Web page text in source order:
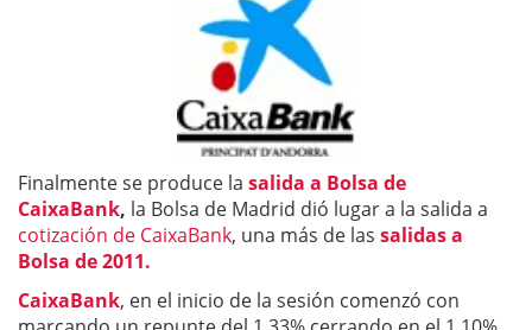
Finalmente se produce la salida a Bolsa de
CaixaBank, la Bolsa de Madrid dió lugar a la salida a
cotización de CaixaBank, una más de las salidas a
Bolsa de 2011.
CaixaBank, en el inicio de la sesión comenzó con